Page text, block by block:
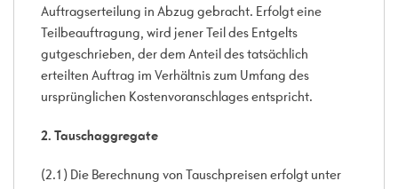
Auftragserteilung in Abzug gebracht. Erfolgt eine
Teilbeauftragung, wird jener Teil des Entgelts
gutgeschrieben, der dem Anteil des tatsächlich
erteilten Auftrag im Verhältnis zum Umfang des
ursprünglichen Kostenvoranschlages entspricht.
2. Tauschaggregate
(2.1) Die Berechnung von Tauschpreisen erfolgt unter